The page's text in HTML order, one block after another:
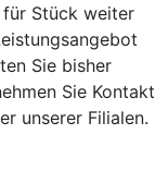
Stück weiter
Sie bisher
Sie Kontakt
unserer Filialen.